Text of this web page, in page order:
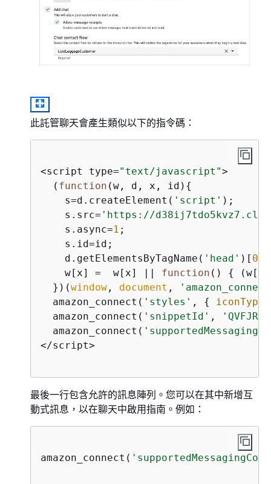
此託管聊天會產生類似以下的指令碼：
<script type="text/javascript">
  (
function (w, d, x, id ) {
    s=d.createElement(
'script' );
    s.src=
'https://
    s.async=
1 ;
    s.id=id;
    d.getElementsByTagName(
'head' )[ 0
    w[x] =  w[x] ||
function ( ) {
  })(
window , document ,
  amazon_connect(
'styles' , { iconType
  amazon_connect(
'snippetId' ,
  amazon_connect(
</
最後一行包含允許的訊息陣列。您可以在其中新增互
動式訊息，以在聊天中啟用指南。例如：
amazon_connect(